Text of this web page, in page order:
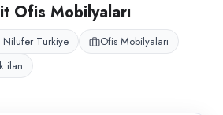
Ofis Mobilyaları
Nilüfer Türkiye
Ofis Mobilyaları
ilan